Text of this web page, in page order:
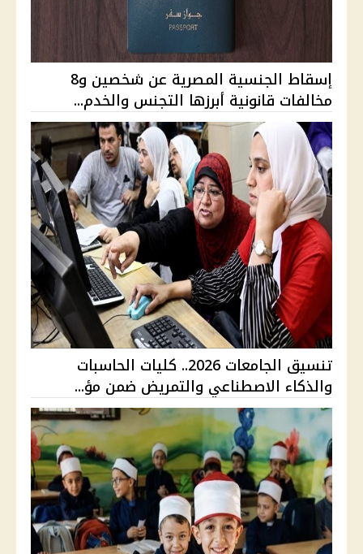
إسقاط الجنسية المصرية عن شخصين و8
مخالفات قانونية أبرزها التجنس والخدم...
تنسيق الجامعات 2026.. كليات الحاسبات
والذكاء الاصطناعي والتمريض ضمن مؤ...